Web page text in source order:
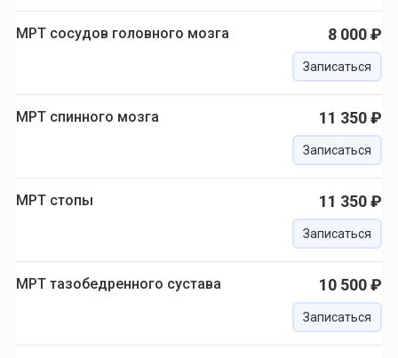
МРТ сосудов головного мозга 8 000 ₽
Записаться
МРТ спинного мозга 11 350 ₽
Записаться
МРТ стопы 11 350 ₽
Записаться
МРТ тазобедренного сустава 10 500 ₽
Записаться